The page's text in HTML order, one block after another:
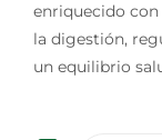
enriquecido con
la digestión,
un equilibrio